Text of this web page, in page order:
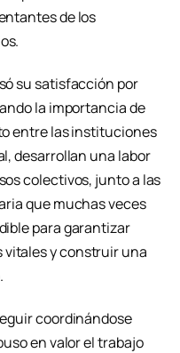
de los
su satisfacción por
la importancia de
entre las instituciones
desarrollan una labor
colectivos, junto a las
que muchas veces
para garantizar
vitales y construir una
coordinándose
en valor el trabajo